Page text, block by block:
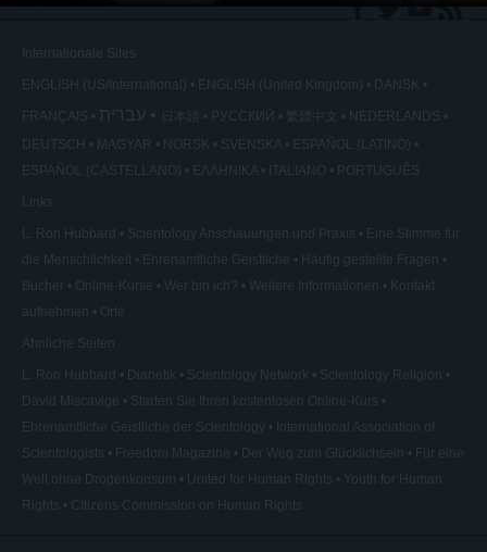
Internationale Sites
ENGLISH (US/International) ENGLISH (United Kingdom) DANSK
FRANÇAIS עברית 日本語 РУССКИЙ 繁體中文
NEDERLANDS
DEUTSCH
MAGYAR NORSK SVENSKA
ESPAÑOL (LATINO)
ESPAÑOL (CASTELLANO)
ΕΛΛΗΝΙΚA ITALIANO PORTUGUÊS
Links
L. Ron Hubbard Scientology Anschauungen und Praxis
Eine Stimme für
die Menschlichkeit
Ehrenamtliche Geistliche
Häufig gestellte Fragen
Bücher
Online-Kurse Wer bin ich? Weitere Informationen
Kontakt
aufnehmen
Orte
Ähnliche Seiten
L. Ron Hubbard Dianetik Scientology Network
Scientology Religion
David Miscavige
Starten Sie Ihren kostenlosen Online-Kurs
Ehrenamtliche Geistliche der Scientology
International Association of
Scientologists
Freedom Magazine Der Weg zum Glücklichsein
Für eine
Welt ohne Drogenkonsum
United for Human Rights
Youth for Human
Rights
Citizens Commission on Human Rights